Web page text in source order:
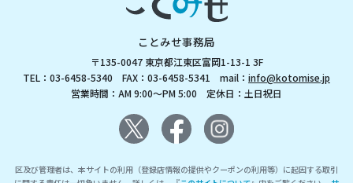
ことみせ事務局
〒135-0047 東京都江東区富岡1-13-1 3F
TEL：03-6458-5340 FAX：03-6458-5341 mail： info@kotomise.jp
営業時間：AM 9:00～PM 5:00 定休日：土日祝日
区及び管理者は、本サイトの利用（登録店情報の提供やクーポンの利用等）に起因する取引